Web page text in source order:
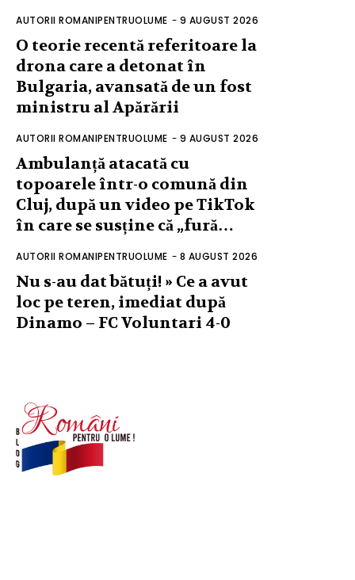
AUTORII ROMANIPENTRUOLUME - 9 AUGUST 2026
O teorie recentă referitoare la
drona care a detonat în
Bulgaria, avansată de un fost
ministru al Apărării
AUTORII ROMANIPENTRUOLUME - 9 AUGUST 2026
Ambulanță atacată cu
topoarele într-o comună din
Cluj, după un video pe TikTok
în care se susține că „fură…
AUTORII ROMANIPENTRUOLUME - 8 AUGUST 2026
Nu s-au dat bătuți! » Ce a avut
loc pe teren, imediat după
Dinamo – FC Voluntari 4-0